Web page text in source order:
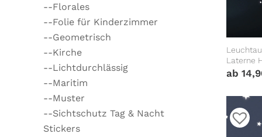
--Florales
--Folie für Kinderzimmer
--Geometrisch
--Kirche
--Lichtdurchlässig
--Maritim
--Muster
--Sichtschutz Tag & Nacht
Stickers
Laterne
Sternen
ab